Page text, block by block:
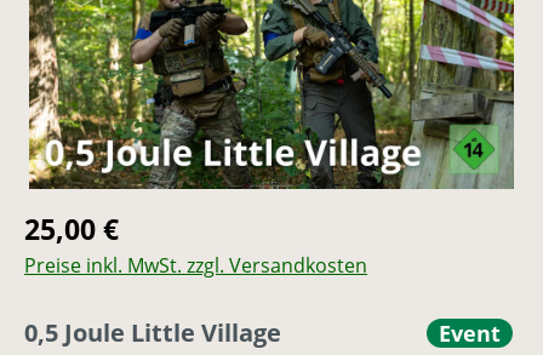
Regulärer Preis:
25,00 €
Preise inkl. MwSt. zzgl. Versandkosten
0,5 Joule Little Village Event